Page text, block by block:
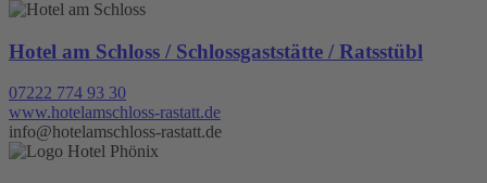
Hotel am Schloss / Schlossgaststätte / Ratsstübl
07222 774 93 30
www.hotelamschloss-rastatt.de
info@hotelamschloss-rastatt.de